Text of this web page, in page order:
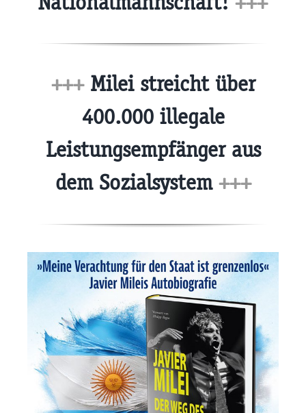
+++Milei streicht über
400.000 illegale
Leistungsempfänger aus
dem Sozialsystem +++